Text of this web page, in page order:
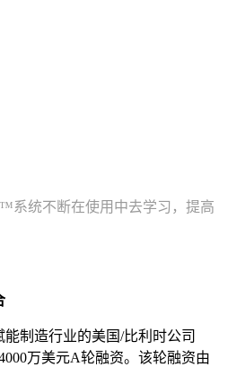
系统不断在使用中去学习，提高
制造行业的美国/比利时公司
万美元A轮融资。该轮融资由